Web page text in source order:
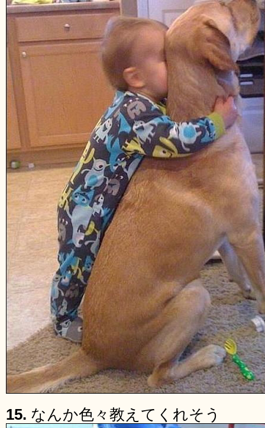
15. なんか色々教えてくれそう